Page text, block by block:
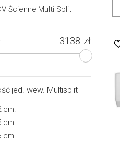
Ścienne Multi Split
zł
jed. wew. Multisplit
cm.
cm
cm.